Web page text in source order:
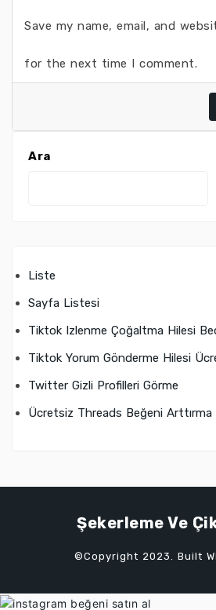
Save my name, email, and
for the next time I comment.
Ara
Liste
Sayfa Listesi
Tiktok Izlenme Çoğaltma Hilesi
Tiktok Yorum Gönderme Hilesi
Twitter Gizli Profilleri Görme
Ücretsiz Threads Beğeni Arttırma
Şekerleme Ve
©Copyright 2023. Built